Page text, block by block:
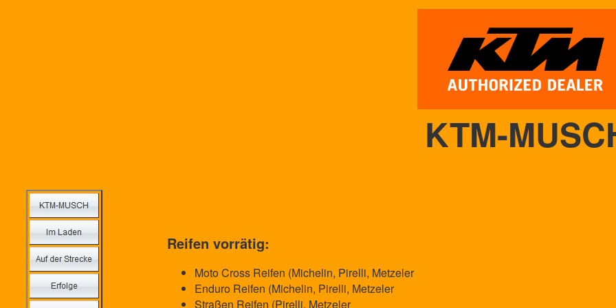
Reifen vorrätig:
Moto Cross Reifen (Michelin, Pirelli, Metzeler
Enduro Reifen (Michelin, Pirelli, Metzeler
Straßen Reifen (Pirelli, Metzeler
KTM-